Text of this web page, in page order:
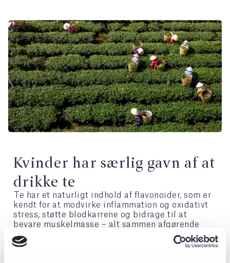
Kvinder har særlig gavn af at
drikke te
Te har et naturligt indhold af flavonoider, som er
kendt for at modvirke inflammation og oxidativt
stress, støtte blodkarrene og bidrage til at
bevare muskelmasse – alt sammen afgørende
faktorer for at opretholde fysisk og mental
funktion med alderen.